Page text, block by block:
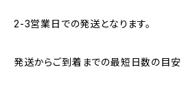
2-3営業日での発送となります。
発送からご到着までの最短日数の目安